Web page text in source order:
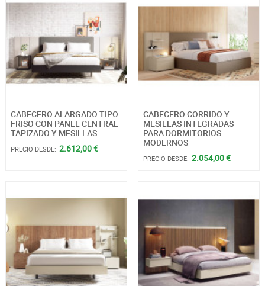
CABECERO ALARGADO TIPO
FRISO CON PANEL CENTRAL
TAPIZADO Y MESILLAS
PRECIO DESDE: 2.612,00 €
CABECERO CORRIDO Y
MESILLAS INTEGRADAS
PARA DORMITORIOS
MODERNOS
PRECIO DESDE: 2.054,00 €